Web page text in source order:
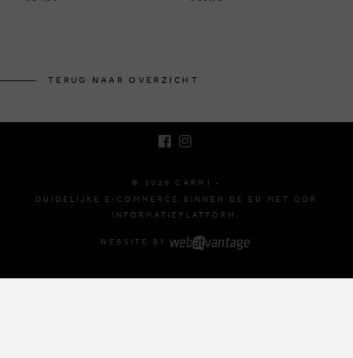
TERUG NAAR OVERZICHT
© 2026 CARMI -
DUIDELIJKE E-COMMERCE BINNEN DE EU MET ODR
INFORMATIEPLATFORM.
WEBSITE BY